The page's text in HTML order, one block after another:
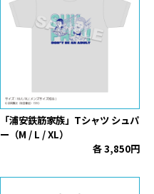
「浦安鉄筋家族」Tシャツ シュパ
ー（M / L / XL）
各 3,850円